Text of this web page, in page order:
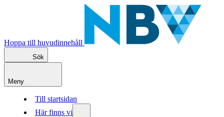
Hoppa till huvudinnehåll
Sök
Meny
Till startsidan
Här finns vi